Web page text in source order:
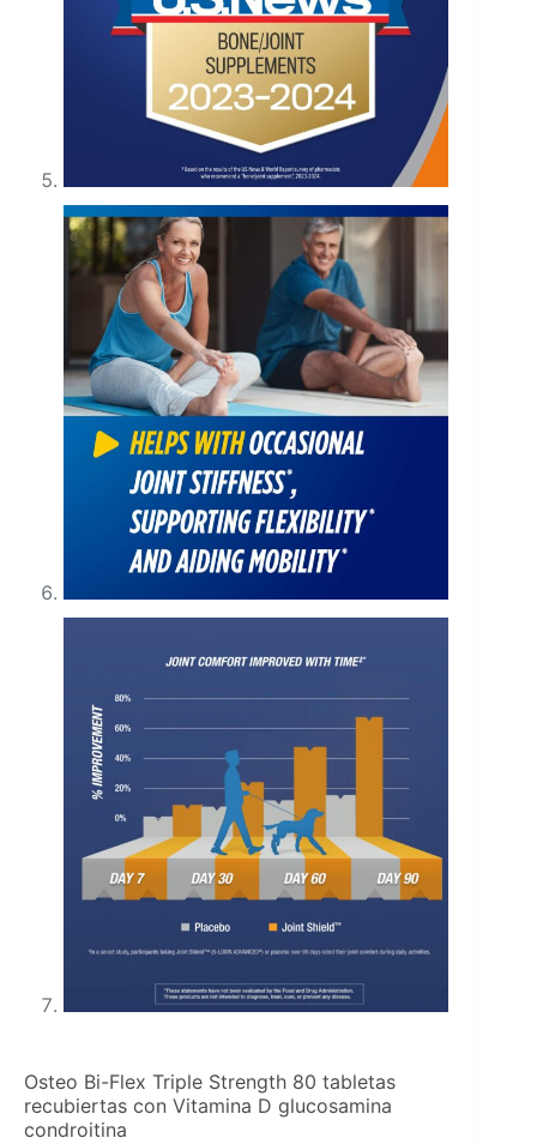
Osteo Bi-Flex Triple Strength 80 tabletas
recubiertas con Vitamina D glucosamina
condroitina